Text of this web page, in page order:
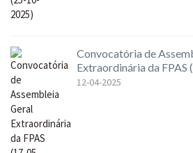
Convocatória de
Extraordinária da
12-04-2025